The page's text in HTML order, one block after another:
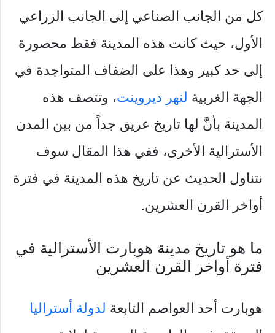
كل من الجانب الصناعي إلى الجانب الزراعي
الأول، حيث كانت هذه المدينة فقط محصورة
إلى حد كبير وهذا على الضفاف المتواجدة في
الجهة الغربية لنهر ديروينت، وتتصف هذه
المدينة بأنَّ لها تاريخ عريق جداً من بين المدن
الأسترالية الأخرى، ففي هذا المقال سوف
نتناول الحديث عن تاريخ هذه المدينة في فترة
أواخر القرن العشرين.
ما هو تاريخ مدينة هوبارت الأسترالية في
فترة أواخر القرن العشرين
هوبارت أحد العواصم التابعة لدولة أستراليا